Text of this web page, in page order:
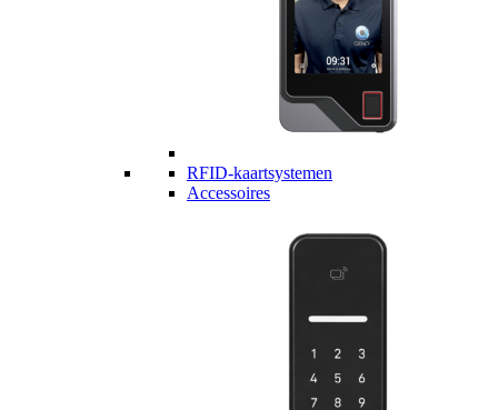
RFID-kaartsystemen
Accessoires